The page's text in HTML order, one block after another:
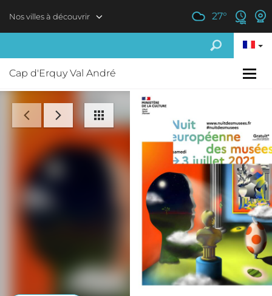
Nos villes à découvrir 27°
Cap d'Erquy Val André